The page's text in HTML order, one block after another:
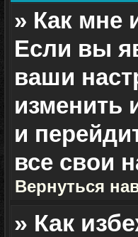
» Как мне
Если вы
ваши
изменить
и
все свои
Вернуться
» Как